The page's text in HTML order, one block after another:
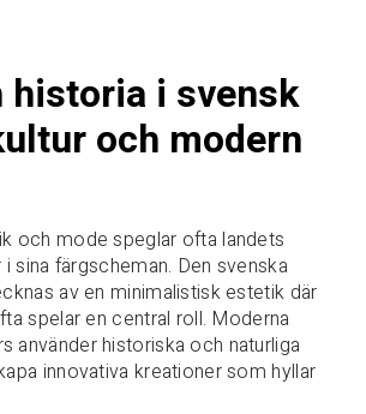
historia i svensk
och modern
och mode speglar ofta landets
sina färgscheman. Den svenska
av en minimalistisk estetik där
spelar en central roll. Moderna
använder historiska och naturliga
innovativa kreationer som hyllar